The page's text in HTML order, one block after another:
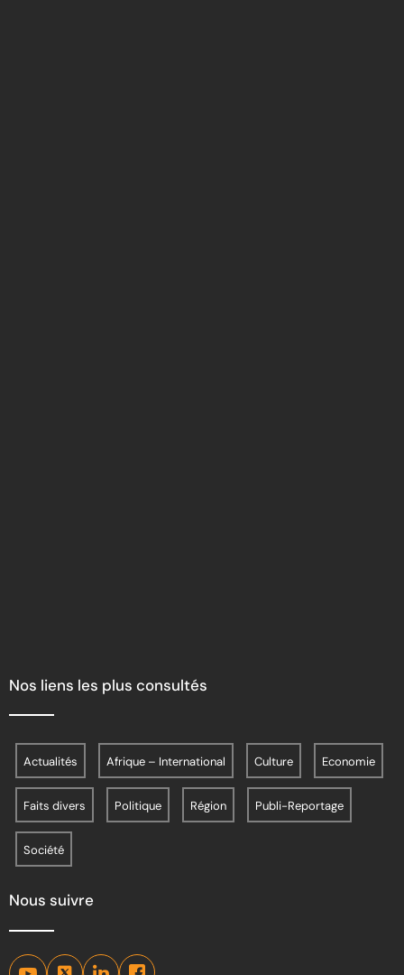
Nos liens les plus consultés
Actualités Afrique – International Culture Economie
Faits divers Politique Région Publi-Reportage
Société
Nous suivre